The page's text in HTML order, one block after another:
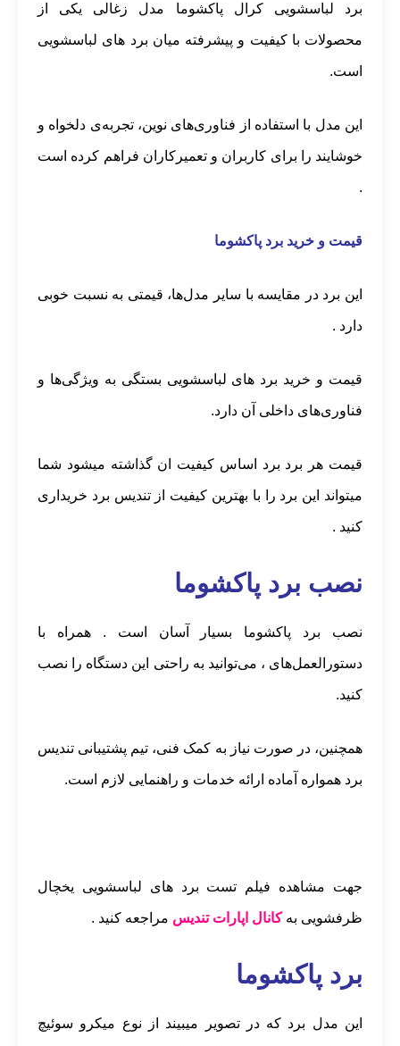
برد لباسشویی کرال پاکشوما مدل زغالی یکی از
محصولات با کیفیت و پیشرفته میان برد های لباسشویی
است.
این مدل با استفاده از فناوری‌های نوین، تجربه‌ی دلخواه و
خوشایند را برای کاربران و تعمیرکاران فراهم کرده است
.
قیمت و خرید برد پاکشوما
این برد در مقایسه با سایر مدل‌ها، قیمتی به نسبت خوبی
دارد .
قیمت و خرید برد های لباسشویی بستگی به ویژگی‌ها و
فناوری‌های داخلی آن دارد.
قیمت هر برد برد اساس کیفیت ان گذاشته میشود شما
میتواند این برد را با بهترین کیفیت از تندیس برد خریداری
کنید .
نصب برد پاکشوما
نصب برد پاکشوما بسیار آسان است . همراه با
دستورالعمل‌های ، می‌توانید به راحتی این دستگاه را نصب
کنید.
همچنین، در صورت نیاز به کمک فنی، تیم پشتیبانی تندیس
برد همواره آماده ارائه خدمات و راهنمایی لازم است.
جهت مشاهده فیلم تست برد های لباسشویی یخچال
ظرفشویی به کانال اپارات تندیس مراجعه کنید .
برد پاکشوما
این مدل برد که در تصویر میبیند از نوع میکرو سوئیچ